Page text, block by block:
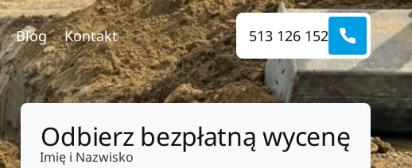
Blog Kontakt 513 126 152
Odbierz bezpłatną wycenę
Imię i Nazwisko